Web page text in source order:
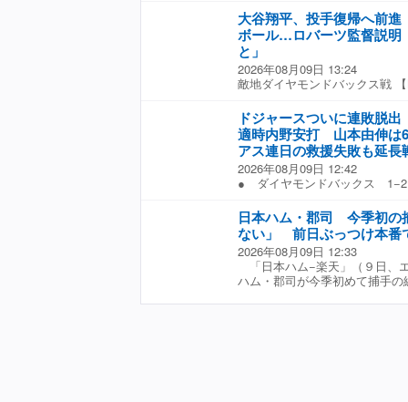
もしれないですね」と喜んだ
む寺家は「エースに関しては
てました」と称賛。安村の投
だりが長すぎました」と突っ
にもエスコンフィールドで始
ボールを引っかけて、捕手役
大谷翔平、投手復帰へ前
ボール…ロバーツ監督説明
と」
2026年08月09日 13:24
敵地ダイヤモンドバックス戦
投手は8日（日本時間9日）、
に「1番・指名打者」で出場し
に貢献した。試合前には17日
ボールを実施。デーブ・ロバ
聞いている」と説明した。 試
せた大谷は、右翼ポール際に
で状態を確認し、塁間ほどの
んだ。 大谷はオールスター休
態が後退したため、7月25日（
ルペンでの投球練習を回避。
ールは行っていなかった。
る動作（変化球）も試したよ
よ。明日また投球練習をする
ドジャースついに連敗脱
適時内野安打 山本由伸
アス連日の救援失敗も延長
2026年08月09日 12:42
● ダイヤモンドバックス
ャースが今季ワーストの7連敗
（32）は「1番・指名打者」で
を記録。先発登板した山本由
という投球だった。 中6日で
一、二塁とピンチを招くも、
ールで二ゴロに打ち取って無
一死一、二塁のピンチでギア
日本ハム・郡司 今季初の
ない」 前日ぶっつけ本番
2026年08月09日 12:33
「日本ハム−楽天」（９日
ハム・郡司が今季初めて捕手
今季は開幕を「４番・三塁」